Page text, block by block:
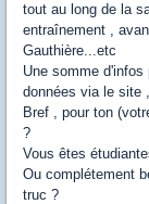
tout au long de la
entraînement ,
Gauthière...etc
Une somme
données via le site
Bref , pour ton
?
Vous êtes
Ou complétement
truc ?